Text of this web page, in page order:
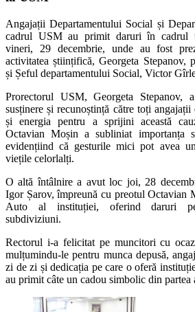
Angajații Departamentului Social și
cadrul USM au primit daruri în cadrul
vineri, 29 decembrie, unde au fost
activitatea științifică, Georgeta Stepanov,
și Șeful departamentului Social, Victor
Prorectorul USM, Georgeta Stepanov,
susținere și recunoștință către toți
și energia pentru a sprijini această
Octavian Moșin a subliniat importanța
evidențiind că gesturile mici pot avea
viețile celorlalți.
O altă întâlnire a avut loc joi, 28
Igor Șarov, împreună cu preotul Octavian
Auto al instituției, oferind daruri
subdiviziuni.
Rectorul i-a felicitat pe muncitori cu
mulțumindu-le pentru munca depusă,
zi de zi și dedicația pe care o oferă
au primit câte un cadou simbolic din